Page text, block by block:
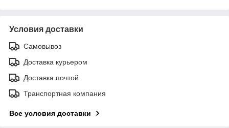
Условия доставки
Самовывоз
Доставка курьером
Доставка почтой
Транспортная компания
Все условия доставки